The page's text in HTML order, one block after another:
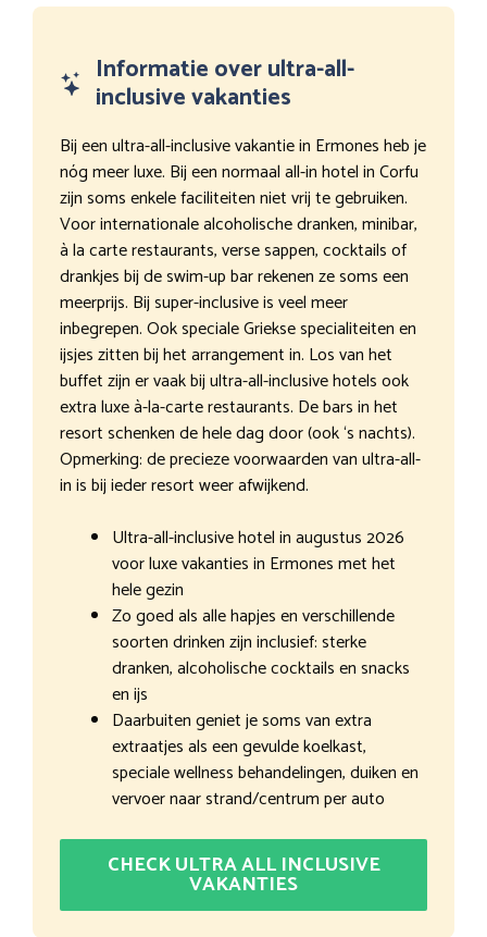
Informatie over ultra-all-
inclusive vakanties
Bij een ultra-all-inclusive vakantie in Ermones heb je
nóg meer luxe. Bij een normaal all-in hotel in Corfu
zijn soms enkele faciliteiten niet vrij te gebruiken.
Voor internationale alcoholische dranken, minibar,
à la carte restaurants, verse sappen, cocktails of
drankjes bij de swim-up bar rekenen ze soms een
meerprijs. Bij super-inclusive is veel meer
inbegrepen. Ook speciale Griekse specialiteiten en
ijsjes zitten bij het arrangement in. Los van het
buffet zijn er vaak bij ultra-all-inclusive hotels ook
extra luxe à-la-carte restaurants. De bars in het
resort schenken de hele dag door (ook ‘s nachts).
Opmerking: de precieze voorwaarden van ultra-all-
in is bij ieder resort weer afwijkend.
Ultra-all-inclusive hotel in augustus 2026
voor luxe vakanties in Ermones met het
hele gezin
Zo goed als alle hapjes en verschillende
soorten drinken zijn inclusief: sterke
dranken, alcoholische cocktails en snacks
en ijs
Daarbuiten geniet je soms van extra
extraatjes als een gevulde koelkast,
speciale wellness behandelingen, duiken en
vervoer naar strand/centrum per auto
CHECK ULTRA ALL INCLUSIVE
VAKANTIES